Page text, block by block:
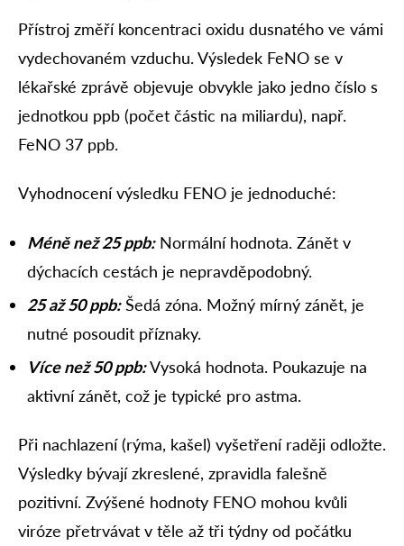
Přístroj změří koncentraci oxidu dusnatého ve vámi
vydechovaném vzduchu. Výsledek FeNO se v
lékařské zprávě objevuje obvykle jako jedno číslo s
jednotkou ppb (počet částic na miliardu), např.
FeNO 37 ppb.
Vyhodnocení výsledku FENO je jednoduché:
Méně než 25 ppb:Normální hodnota. Zánět v
dýchacích cestách je nepravděpodobný.
25 až 50 ppb:Šedá zóna. Možný mírný zánět, je
nutné posoudit příznaky.
Více než 50 ppb:Vysoká hodnota. Poukazuje na
aktivní zánět, což je typické pro astma.
Při nachlazení (rýma, kašel) vyšetření raději odložte.
Výsledky bývají zkreslené, zpravidla falešně
pozitivní. Zvýšené hodnoty FENO mohou kvůli
viróze přetrvávat v těle až tři týdny od počátku